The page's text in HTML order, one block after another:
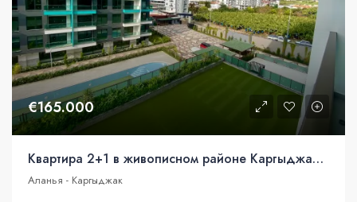
€165.000
Квартира 2+1 в живописном районе Каргыджак, Аланья
Аланья - Каргыджак